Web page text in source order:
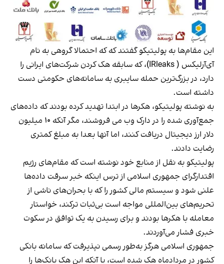
این مقام‌ها به پولیتیکو گفتند که که احتمالا گروهی به نام
آی‌آرلیکس ( IRleaks)، که سابقه هک کردن شرکت‌های ایرانی را
دارد، در بزرگ‌ترین حمله سایبری به سامانه‌های حکومتی دست
داشته است.
به نوشته پولیتیکو، هکرها در ابتدا تهدید کرده بودند که داده‌های
جمع‌آوری شده را در دارک وب می فروشند، مگر آنکه ۱۰ میلیون
دلار ارز دیجیتال دریافت کنند، اما آنها بعدا به مبلغ کمتری
رضایت دادند.
پولیتیکو به نقل از منابع خود نوشته است که مقام‌های رژیم
اقتدارگرای جمهوری اسلامی از ترس اینکه خبر سرقت داده‌ها
علنی شود و سیستم مالی کشور را که با بحران‌های ناشی از
تحریم‌های بین‌المللی مواجه است بی‌ثبات ‌ترکند، خواستار
معامله با هکرها بودند و برای رسیدن به یک توافق در سکوت
خبری فشار می‌آوردند.
جمهوری اسلامی هرگز به‌طور رسمی نپذیرفت که سامانه بانکی
کشور در مردادماه هک شده است، با آنکه این هک بانک‌ها را